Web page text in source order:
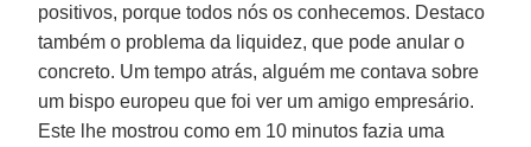
positivos, porque todos nós os conhecemos. Destaco
também o problema da liquidez, que pode anular o
concreto. Um tempo atrás, alguém me contava sobre
um bispo europeu que foi ver um amigo empresário.
Este lhe mostrou como em 10 minutos fazia uma